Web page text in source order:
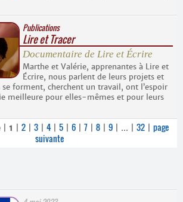
Publications
Lire et Tracer
Documentaire de Lire et Écrire
Marthe et Valérie, apprenantes à Lire et
Écrire, nous parlent de leurs projets et
forment, cherchent un travail, ont l’espoir
meilleure pour elles-mêmes et pour leurs
| 1 2| 3| 4| 5| 6| 7| 8| 9| ... 32| page
suivante